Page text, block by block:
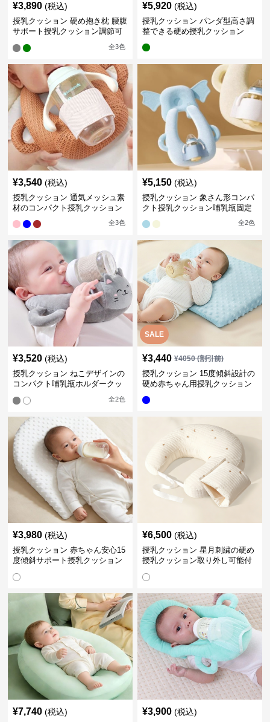
¥3,890 (税込)
授乳クッション 硬め抱き枕 腰腹
サポート授乳クッション調節可
全3色
¥5,920 (税込)
授乳クッション パンダ型高さ調
整できる硬め授乳クッション
¥3,540 (税込)
授乳クッション 通気メッシュ素
材のコンパクト授乳クッション
全3色
¥5,150 (税込)
授乳クッション 象さん形コンパ
クト授乳クッション哺乳瓶固定
全2色
¥3,520 (税込)
授乳クッション ねこデザインの
コンパクト哺乳瓶ホルダークッ
全2色
SALE
¥3,440 ¥4050(割引前)
授乳クッション 15度傾斜設計の
硬め赤ちゃん用授乳クッション
¥3,980 (税込)
授乳クッション 赤ちゃん安心15
度傾斜サポート授乳クッション
¥6,500 (税込)
授乳クッション 星月刺繍の硬め
授乳クッション取り外し可能付
¥7,740 (税込) ¥3,900 (税込)